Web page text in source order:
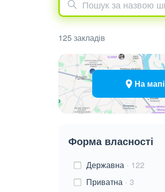
125 закладів
На мапі
Форма власності
Державна
122
Приватна
3